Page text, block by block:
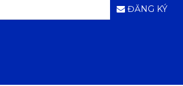
ĐĂNG KÝ